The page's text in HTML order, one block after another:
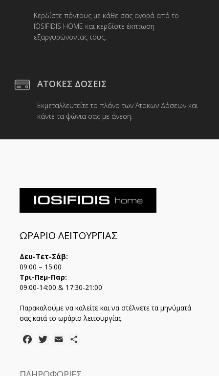
Κερδίστε πόντους με κάθε σας αγορά από το
IOSIFIDIS HOME και κερδίστε έκπτωση
εξαργυρώνοντας τους.
ΑΤΟΚΕΣ ΔΟΣΕΙΣ
Εκμεταλλευτείτε το πλάνο των Άτοκων Δόσεων και
κάντε τα ψώνια σας με άνεση.
ΩΡΑΡΙΟ ΛΕΙΤΟΥΡΓΙΑΣ
Δευ-Τετ-Σάβ:
09:00 – 15:00
Τρι-Πεμ-Παρ:
09:00-14:00 & 17:30-21:00
Παρακαλούμε να καλείτε και να στέλνετε τα μηνύματά
σας κατά το ωράριο λειτουργίας.
FacebookTwitter
Email